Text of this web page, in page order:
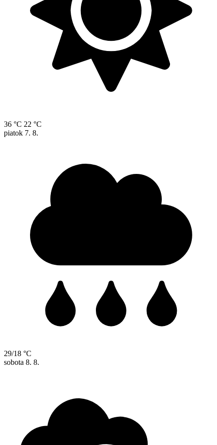
36 °C 22 °C
piatok 7. 8.
29/18 °C
sobota 8. 8.